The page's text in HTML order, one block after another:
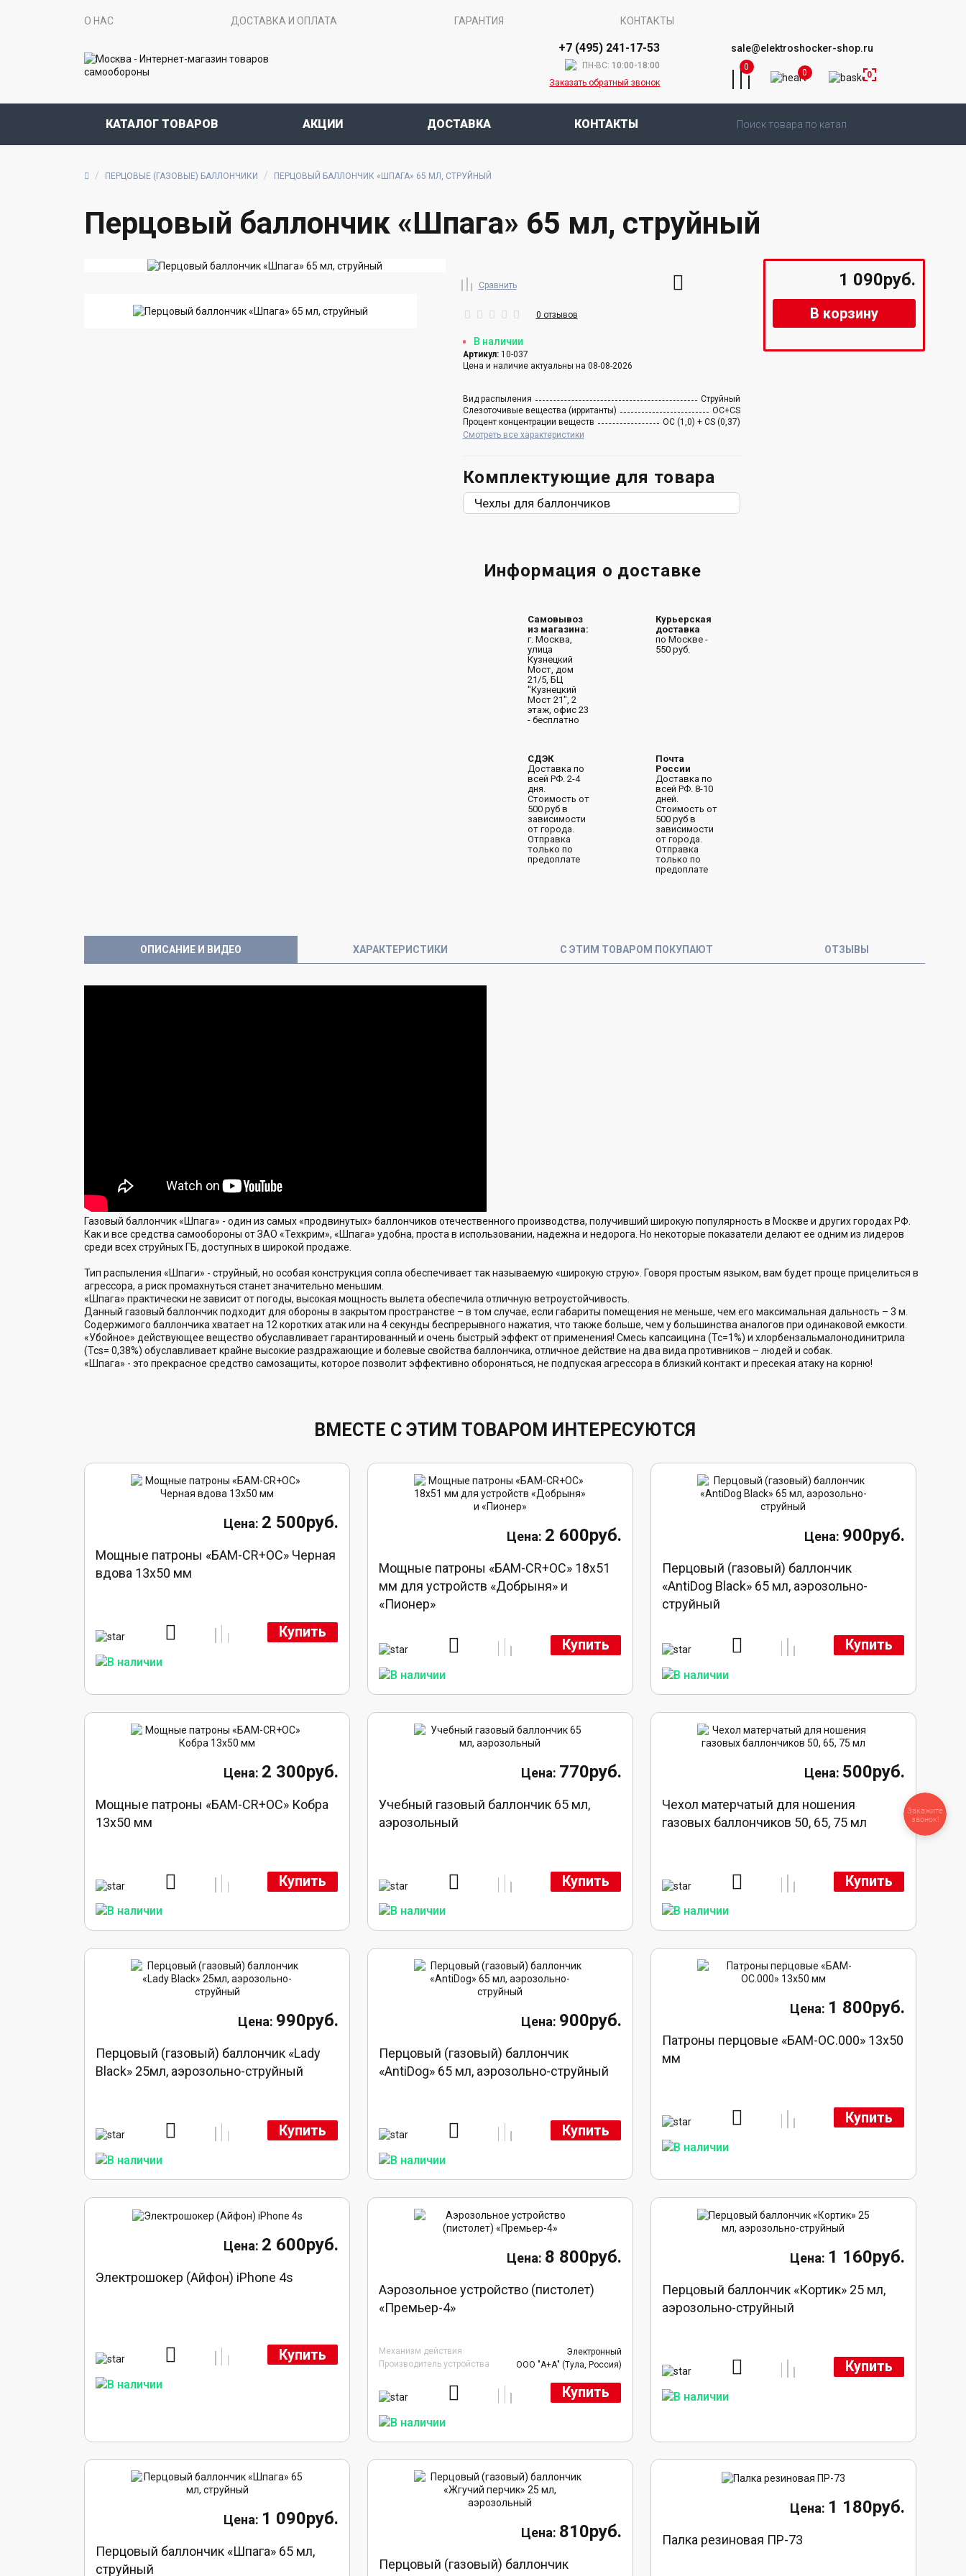
О НАС ДОСТАВКА И ОПЛАТА ГАРАНТИЯ КОНТАКТЫ
+7 (495) 241-17-53
ПН-ВС:10:00-18:00
Заказать обратный звонок
sale@elektroshocker-shop.ru
0
0 0
КАТАЛОГ ТОВАРОВ АКЦИИ ДОСТАВКА КОНТАКТЫ
ПЕРЦОВЫЕ (ГАЗОВЫЕ) БАЛЛОНЧИКИ ПЕРЦОВЫЙ БАЛЛОНЧИК «ШПАГА» 65 МЛ, СТРУЙНЫЙ
Перцовый баллончик «Шпага» 65 мл, струйный
Сравнить
0 отзывов
В наличии
Артикул:10-037
Цена и наличие актуальны на 08-08-2026
Вид распыления
Струйный
Слезоточивые вещества (ирританты)
ОC+CS
Процент концентрации веществ
ОС (1,0) + CS (0,37)
Смотреть все характеристики
Комплектующие для товара
Чехлы для баллончиков
Информация о доставке
Самовывоз
из магазина:
г. Москва,
улица
Кузнецкий
Мост, дом
21/5, БЦ
"Кузнецкий
Мост 21", 2
этаж, офис 23
- бесплатно
Курьерская
доставка
по Москве -
550 руб.
СДЭК
Доставка по
всей РФ. 2-4
дня.
Стоимость от
500 руб в
зависимости
от города.
Отправка
только по
предоплате
Почта
России
Доставка по
всей РФ. 8-10
дней.
Стоимость от
500 руб в
зависимости
от города.
Отправка
только по
предоплате
1 090руб.
В корзину
ОПИСАНИЕ И ВИДЕО ХАРАКТЕРИСТИКИ С ЭТИМ ТОВАРОМ ПОКУПАЮТ ОТЗЫВЫ
Газовый баллончик «Шпага» - один из самых «продвинутых» баллончиков отечественного производства, получивший широкую популярность в Москве и других городах РФ.
Как и все средства самообороны от ЗАО «Техкрим», «Шпага» удобна, проста в использовании, надежна и недорога. Но некоторые показатели делают ее одним из лидеров
среди всех струйных ГБ, доступных в широкой продаже.
Тип распыления «Шпаги» - струйный, но особая конструкция сопла обеспечивает так называемую «широкую струю». Говоря простым языком, вам будет проще прицелиться в
агрессора, а риск промахнуться станет значительно меньшим.
«Шпага» практически не зависит от погоды, высокая мощность вылета обеспечила отличную ветроустойчивость.
Данный газовый баллончик подходит для обороны в закрытом пространстве – в том случае, если габариты помещения не меньше, чем его максимальная дальность – 3 м.
Содержимого баллончика хватает на 12 коротких атак или на 4 секунды беспрерывного нажатия, что также больше, чем у большинства аналогов при одинаковой емкости.
«Убойное» действующее вещество обуславливает гарантированный и очень быстрый эффект от применения! Смесь капсаицина (Тс=1%) и хлорбензальмалонодинитрила
(Тсs= 0,38%) обуславливает крайне высокие раздражающие и болевые свойства баллончика, отличное действие на два вида противников – людей и собак.
«Шпага» - это прекрасное средство самозащиты, которое позволит эффективно обороняться, не подпуская агрессора в близкий контакт и пресекая атаку на корню!
ВМЕСТЕ С ЭТИМ ТОВАРОМ ИНТЕРЕСУЮТСЯ
2 500руб.
Мощные патроны «БАМ-CR+ОС» Черная
вдова 13х50 мм
Купить
2 600руб.
Мощные патроны «БАМ-CR+ОС» 18х51
мм для устройств «Добрыня» и
«Пионер»
Купить
900руб.
Перцовый (газовый) баллончик
«AntiDog Black» 65 мл, аэрозольно-
струйный
Купить
2 300руб.
Мощные патроны «БАМ-CR+ОС» Кобра
13х50 мм
Купить
770руб.
Учебный газовый баллончик 65 мл,
аэрозольный
Купить
500руб.
Чехол матерчатый для ношения
газовых баллончиков 50, 65, 75 мл
Купить
990руб.
Перцовый (газовый) баллончик «Lady
Black» 25мл, аэрозольно-струйный
Купить
900руб.
Перцовый (газовый) баллончик
«AntiDog» 65 мл, аэрозольно-струйный
Купить
1 800руб.
Патроны перцовые «БАМ-ОС.000» 13х50
мм
Купить
2 600руб.
Электрошокер (Айфон) iPhone 4s
Купить
8 800руб.
Аэрозольное устройство (пистолет)
«Премьер-4»
Механизм действия
Электронный
Производитель устройства
ООО "А+А" (Тула, Россия)
Купить
1 160руб.
Перцовый баллончик «Кортик» 25 мл,
аэрозольно-струйный
Купить
1 090руб.
Перцовый баллончик «Шпага» 65 мл,
струйный
810руб.
Перцовый (газовый) баллончик
1 180руб.
Палка резиновая ПР-73
Закажите
звонок!